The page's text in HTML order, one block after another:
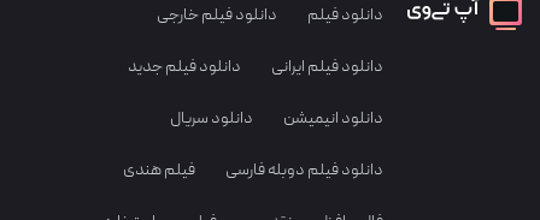
دانلود فیلم دانلود فیلم خارجی
دانلود فیلم ایرانی دانلود فیلم جدید
دانلود انیمیشن دانلود سریال
دانلود فیلم دوبله فارسی فیلم هندی